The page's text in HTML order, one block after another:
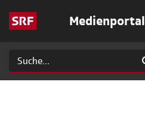
Medienportal